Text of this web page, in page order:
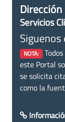
Servicios
Siguenos
NOTA:
este Portal
se solicita
como la